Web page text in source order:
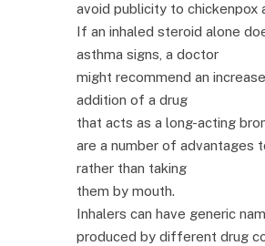
avoid publicity to chickenpox
If an inhaled steroid alone
asthma signs, a doctor
might recommend an
addition of a drug
that acts as a long-acting
are a number of advantages
rather than taking
them by mouth.
Inhalers can have generic
produced by different drug